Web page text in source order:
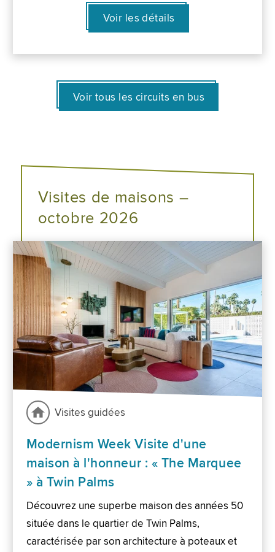
Voir les détails
Voir tous les circuits en bus
Visites de maisons –
octobre 2026
Visites guidées
Modernism Week Visite d'une
maison à l'honneur : « The Marquee
» à Twin Palms
Découvrez une superbe maison des années 50
située dans le quartier de Twin Palms,
caractérisée par son architecture à poteaux et